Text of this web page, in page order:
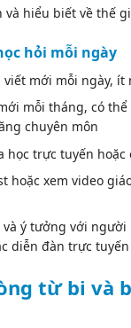
hiểu biết về thế
hỏi mỗi ngày
viết mới mỗi ngày, ít
mỗi tháng, có
chuyên môn
học trực tuyến hoặc
hoặc xem video
ý tưởng với người
diễn đàn trực tuyến
từ bi và